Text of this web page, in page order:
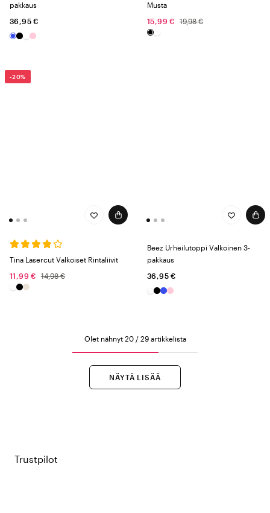
pakkaus
36,95 €
Musta
15,99 €
19,98 €
-20%
Tina Lasercut Valkoiset Rintaliivit
11,99 €
14,98 €
Beez Urheilutoppi Valkoinen 3-
pakkaus
36,95 €
Olet nähnyt 20 / 29 artikkelista
NÄYTÄ LISÄÄ
Trustpilot